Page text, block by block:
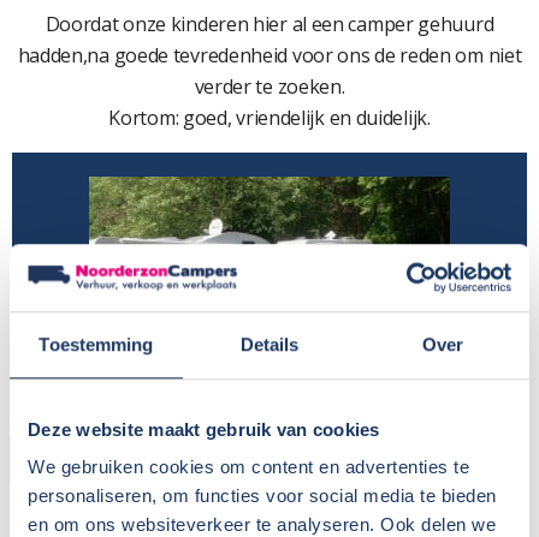
Toestemming Details Over
Deze website maakt gebruik van cookies
We gebruiken cookies om content en advertenties te
personaliseren, om functies voor social media te bieden
en om ons websiteverkeer te analyseren. Ook delen we
Doordat onze kinderen hier al een camper gehuurd
hadden,na goede tevredenheid voor ons de reden om niet
verder te zoeken.
Kortom: goed, vriendelijk en duidelijk.
HUURDER
Naam:
Hilco en Henny Brand